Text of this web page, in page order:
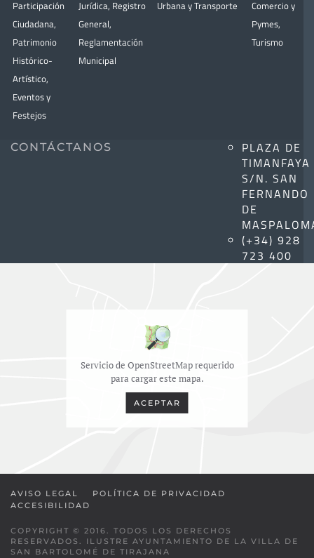
Participación
Ciudadana,
Patrimonio
Histórico-
Artístico,
Eventos y
Festejos
Jurídica, Registro
General,
Reglamentación
Municipal
Urbana y Transporte
Comercio y
Pymes,
Turismo
CONTÁCTANOS
PLAZA DE
TIMANFAYA
S/N. SAN
FERNANDO
DE
(+34) 928
723 400
Servicio de OpenStreetMap requerido
para cargar este mapa.
ACEPTAR
AVISO LEGAL
POLÍTICA DE PRIVACIDAD
ACCESIBILIDAD
COPYRIGHT © 2016. TODOS LOS DERECHOS
RESERVADOS. ILUSTRE AYUNTAMIENTO DE LA VILLA DE
SAN BARTOLOMÉ DE TIRAJANA